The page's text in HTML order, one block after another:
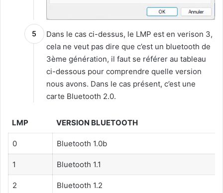
Dans le cas ci-dessus, le LMP est en verison 3,
cela ne veut pas dire que c’est un bluetooth de
3ème génération, il faut se référer au tableau
ci-dessous pour comprendre quelle version
nous avons. Dans le cas présent, c’est une
carte Bluetooth 2.0.
LMP VERSION BLUETOOTH
0 Bluetooth 1.0b
1 Bluetooth 1.1
2 Bluetooth 1.2